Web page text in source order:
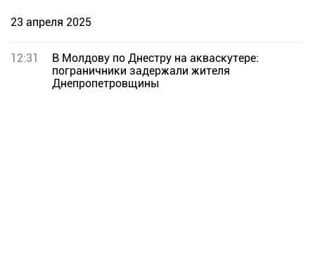
23 апреля 2025
12:31
В Молдову по Днестру на акваскутере:
пограничники задержали жителя
Днепропетровщины